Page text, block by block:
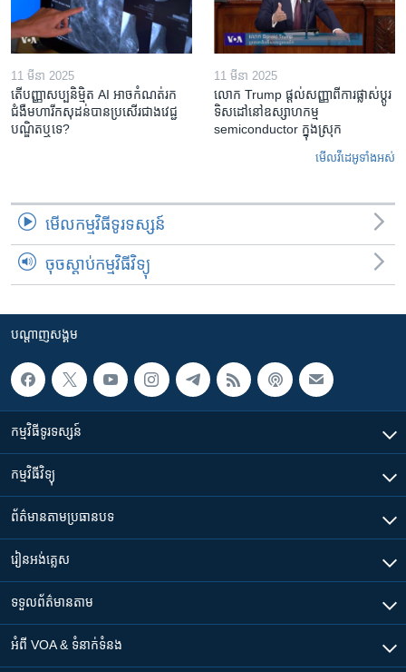
11 មីនា 2025
តើ​បញ្ញាសប្បនិម្មិត​ AI អាច​កំណត់​រក​
ជំងឺមហារីក​សុដន់​បាន​ប្រសើរ​ជាង​វេជ្ជ
បណ្ឌិត​ឬ​ទេ?
11 មីនា 2025
លោក Trump ផ្តល់សញ្ញាពីការផ្លាស់ប្តូរ
ទិសដៅនៅឧស្សាហកម្ម
semiconductor ក្នុងស្រុក
មើល​វីដេអូ​ទាំង​អស់
មើល​កម្មវិធី​ទូរទស្សន៍
ចុចស្តាប់កម្មវិធីវិទ្យុ
បណ្តាញ​សង្គម
កម្មវិធី​ទូរទស្សន៍
កម្មវិធី​វិទ្យុ
ព័ត៌មាន​តាមប្រធានបទ​
រៀន​​អង់គ្លេស
ទទួល​ព័ត៌មាន​តាម
អំពី​ VOA & ទំនាក់ទំនង